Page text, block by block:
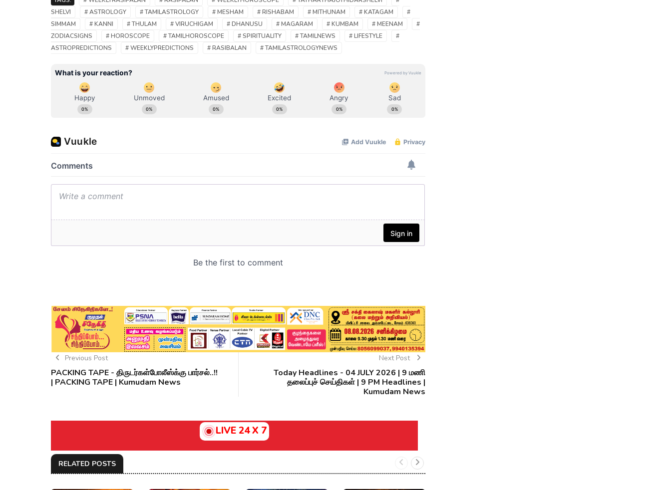
SHELVI
# ASTROLOGY # TAMILASTROLOGY # MESHAM # RISHABAM # MITHUNAM # KATAGAM
#
SIMMAM
# KANNI # THULAM # VIRUCHIGAM # DHANUSU # MAGARAM # KUMBAM # MEENAM
#
ZODIACSIGNS
# HOROSCOPE # TAMILHOROSCOPE # SPIRITUALITY # TAMILNEWS # LIFESTYLE
#
ASTROPREDICTIONS
# WEEKLYPREDICTIONS # RASIBALAN # TAMILASTROLOGYNEWS
Previous Post
PACKING TAPE - திருடர்கள்போலீஸ்க்கு பார்சல்..!!
| PACKING TAPE | Kumudam News
Next Post
Today Headlines - 04 JULY 2026 | 9 மணி
தலைப்புச் செய்திகள் | 9 PM Headlines |
Kumudam News
LIVE 24 X 7
RELATED POSTS